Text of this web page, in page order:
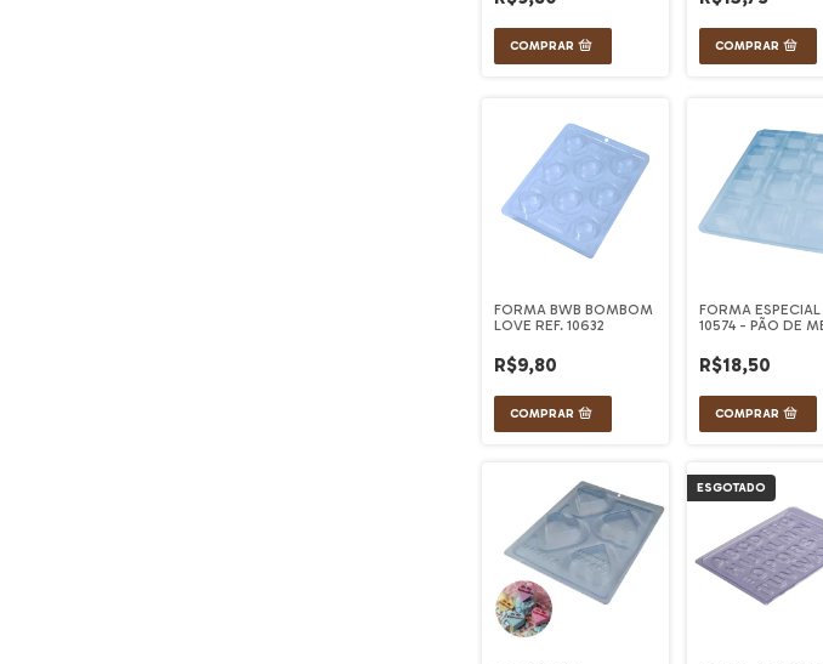
FORMA BWB BOMBOM
LOVE REF. 10632
R$9,80
FORMA ESPECIAL
10574 - PÃO DE
R$18,50
ESGOTADO